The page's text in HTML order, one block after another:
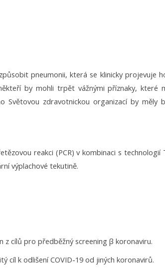
pneumonii, která se klinicky projevuje
by mohli trpět vážnými příznaky, které
Světovou zdravotnickou organizací by
reakci (PCR) v kombinaci s
výplachové tekutině.
z cílů pro předběžný screening β koronaviru.
cíl k odlišení COVID-19 od jiných koronavirů.